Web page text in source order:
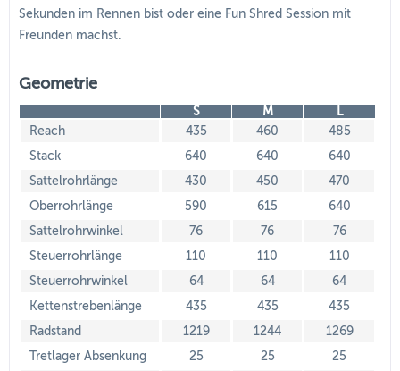
Sekunden im Rennen bist oder eine Fun Shred Session mit
Freunden machst.
Geometrie
S M
L
Reach
435 460
485
Stack
640 640
640
Sattelrohrlänge
430 450
470
Oberrohrlänge
590 615
640
Sattelrohrwinkel
76 76
76
Steuerrohrlänge
110 110
110
Steuerrohrwinkel
64 64
64
Kettenstrebenlänge
435 435
435
Radstand
1219 1244
1269
Tretlager Absenkung
25 25
25